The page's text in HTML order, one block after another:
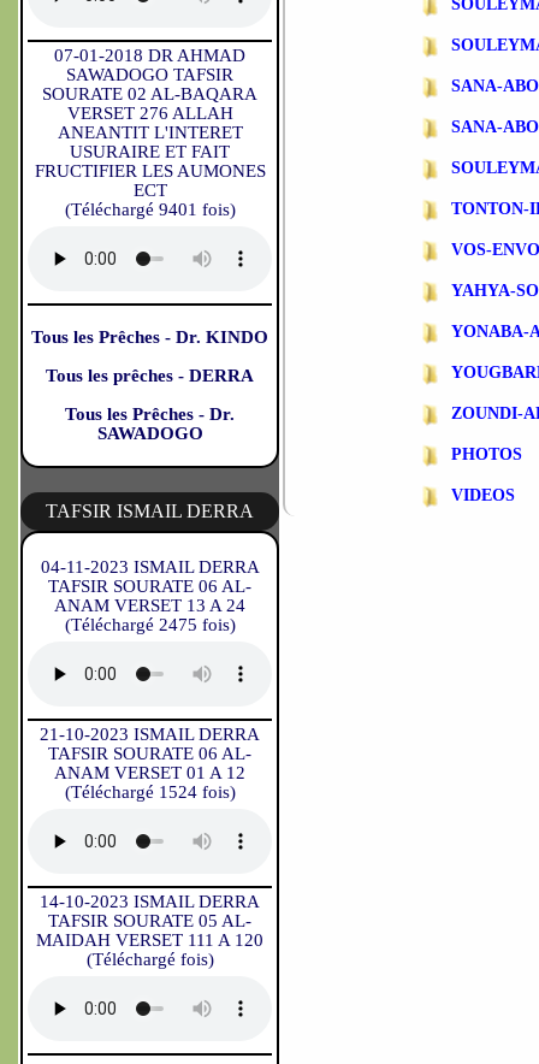
07-01-2018 DR AHMAD
SAWADOGO TAFSIR
SOURATE 02 AL-BAQARA
VERSET 276 ALLAH
ANEANTIT L'INTERET
USURAIRE ET FAIT
FRUCTIFIER LES AUMONES
ECT
(Téléchargé 9401 fois)
Tous les Prêches - Dr. KINDO
Tous les prêches - DERRA
Tous les Prêches - Dr.
SAWADOGO
TAFSIR ISMAIL DERRA
04-11-2023 ISMAIL DERRA
TAFSIR SOURATE 06 AL-
ANAM VERSET 13 A 24
(Téléchargé 2475 fois)
21-10-2023 ISMAIL DERRA
TAFSIR SOURATE 06 AL-
ANAM VERSET 01 A 12
(Téléchargé 1524 fois)
14-10-2023 ISMAIL DERRA
TAFSIR SOURATE 05 AL-
MAIDAH VERSET 111 A 120
(Téléchargé fois)
SANA-
SANA-
TONTON-
VOS-
YAHYA-
YONABA-
ZOUNDI-
PHOTOS
VIDEOS